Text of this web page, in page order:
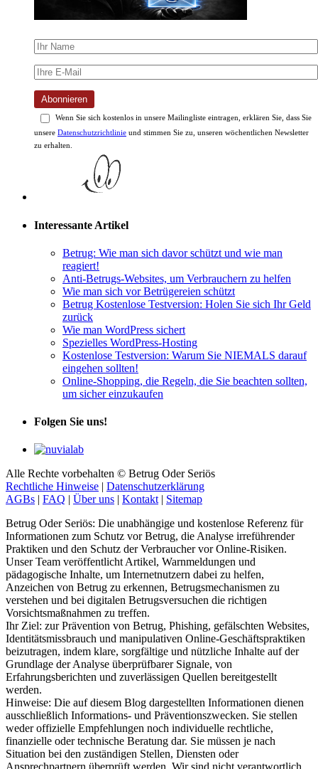
Abonnieren
Wenn Sie sich kostenlos in unsere Mailingliste eintragen, erklären Sie, dass Sie
unsere Datenschutzrichtlinie und stimmen Sie zu, unseren wöchentlichen Newsletter
zu erhalten.
Interessante Artikel
Betrug: Wie man sich davor schützt und wie man
reagiert!
Anti-Betrugs-Websites, um Verbrauchern zu helfen
Wie man sich vor Betrügereien schützt
Betrug Kostenlose Testversion: Holen Sie sich Ihr Geld
zurück
Wie man WordPress sichert
Spezielles WordPress-Hosting
Kostenlose Testversion: Warum Sie NIEMALS darauf
eingehen sollten!
Online-Shopping, die Regeln, die Sie beachten sollten,
um sicher einzukaufen
Folgen Sie uns!
Alle Rechte vorbehalten © Betrug Oder Seriös
Rechtliche Hinweise | Datenschutzerklärung
AGBs | FAQ | Über uns | Kontakt | Sitemap
Betrug Oder Seriös: Die unabhängige und kostenlose Referenz für
Informationen zum Schutz vor Betrug, die Analyse irreführender
Praktiken und den Schutz der Verbraucher vor Online-Risiken.
Unser Team veröffentlicht Artikel, Warnmeldungen und
pädagogische Inhalte, um Internetnutzern dabei zu helfen,
Anzeichen von Betrug zu erkennen, Betrugsmechanismen zu
verstehen und bei digitalen Betrugsversuchen die richtigen
Vorsichtsmaßnahmen zu treffen.
Ihr Ziel: zur Prävention von Betrug, Phishing, gefälschten Websites,
Identitätsmissbrauch und manipulativen Online-Geschäftspraktiken
beizutragen, indem klare, sorgfältige und nützliche Inhalte auf der
Grundlage der Analyse überprüfbarer Signale, von
Erfahrungsberichten und zuverlässigen Quellen bereitgestellt
werden.
Hinweise: Die auf diesem Blog dargestellten Informationen dienen
ausschließlich Informations- und Präventionszwecken. Sie stellen
weder offizielle Empfehlungen noch individuelle rechtliche,
finanzielle oder technische Beratung dar. Sie müssen je nach
Situation bei den zuständigen Stellen, Diensten oder